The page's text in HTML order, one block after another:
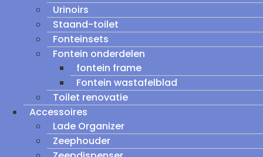
Urinoirs
Staand-toilet
Fonteinsets
Fontein onderdelen
fontein frame
Fontein wastafelblad
Toilet renovatie
Accessoires
Lade Organizer
Zeephouder